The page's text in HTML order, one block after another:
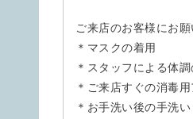
ご来店のお客様にお
＊マスクの着用
＊スタッフによる体
＊ご来店すぐの消毒
＊お手洗い後の手洗い